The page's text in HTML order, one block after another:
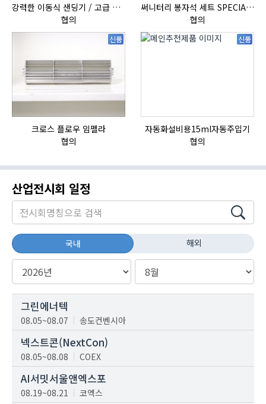
강력한 이동식 샌딩기 / 고급 이태리 IBIX샌드블라스터
협의
써니터리 봉자석 세트 SPECIAL , 봉자석 , 자석봉 , 호퍼용자석 , 전자석
협의
신품
크로스 플로우 임펠라
협의
신품
자동화설비용15ml자동주입기
협의
산업전시회 일정
국내 해외
그린에너텍
08.05~08.07 송도컨벤시아
넥스트콘(NextCon)
08.05~08.08 COEX
AI서밋서울앤엑스포
08.19~08.21 코엑스